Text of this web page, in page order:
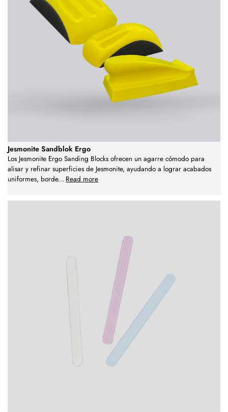
Jesmonite Sandblok Ergo
Los Jesmonite Ergo Sanding Blocks ofrecen un agarre cómodo para
alisar y refinar superficies de Jesmonite, ayudando a lograr acabados
uniformes, borde... Read more